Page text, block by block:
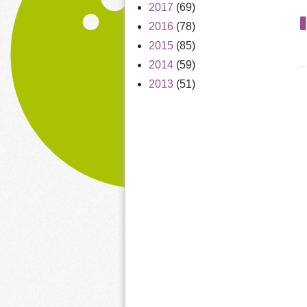
2017 (69)
2016 (78)
2015 (85)
2014 (59)
2013 (51)